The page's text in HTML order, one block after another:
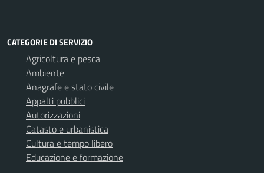
CATEGORIE DI SERVIZIO
Agricoltura e pesca
Ambiente
Anagrafe e stato civile
Appalti pubblici
Autorizzazioni
Catasto e urbanistica
Cultura e tempo libero
Educazione e formazione